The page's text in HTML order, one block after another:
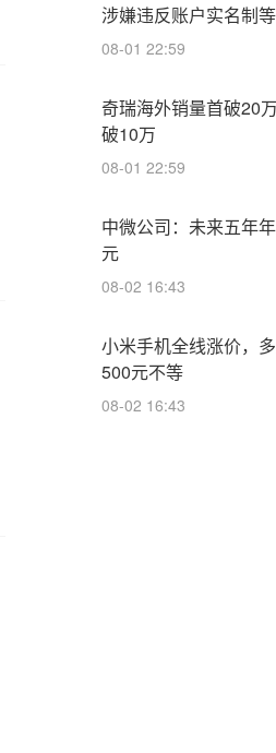
涉嫌违反账户实名制
08-01 22:59
奇瑞海外销量首破20
破10万
08-01 22:59
中微公司：未来五年
元
08-02 16:43
小米手机全线涨价，
500元不等
08-02 16:43